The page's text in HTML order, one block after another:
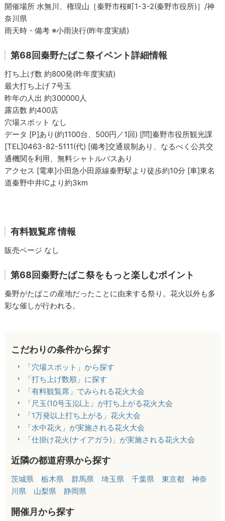
開催場所 水無川、権現山［秦野市桜町1-3-2(秦野市役所)］/神
奈川県
雨天時・備考 ※小雨決行(昨年度実績)
第68回秦野たばこ祭イベント詳細情報
打ち上げ数 約800発(昨年度実績)
最大打ち上げ 7号玉
昨年の人出 約300000人
露店数 約400店
穴場スポット なし
データ [P]あり(約1100台、500円／1回) [問]秦野市役所観光課
[TEL]0463-82-5111(代) [備考]交通規制あり、なるべく公共交
通機関を利用、無料シャトルバスあり
アクセス [電車]小田急小田原線秦野駅より徒歩約10分 [車]東名
道秦野中井ICより約3km
有料観覧席 情報
販売ページ なし
第68回秦野たばこ祭をもっと楽しむポイント
秦野がたばこの産地だったことに由来する祭り。花火以外も多
彩な催しが行われる。
こだわりの条件から探す
「穴場スポット」から探す
「打ち上げ数順」に探す
「有料観覧席」でみられる花火大会
「尺玉(10号玉)以上」が打ち上がる花火大会
「1万発以上打ち上がる」花火大会
「水中花火」が実施される花火大会
「仕掛け花火(ナイアガラ)」が実施される花火大会
近隣の都道府県から探す
茨城県 栃木県 群馬県 埼玉県 千葉県 東京都
神奈
川県
山梨県 静岡県
開催月から探す